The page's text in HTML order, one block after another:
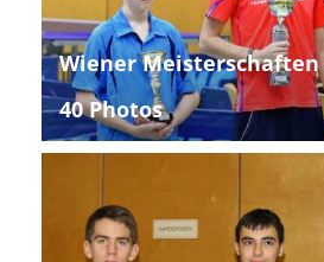
Wiener Meisterschaften
40 Photos